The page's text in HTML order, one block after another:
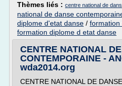
Thèmes liés : centre national de
national de danse
diplome d'etat danse / formation
formation diplome d etat danse
CENTRE NATIONAL
CONTEMPORAINE -
wda2014.org
CENTRE NATIONAL DE